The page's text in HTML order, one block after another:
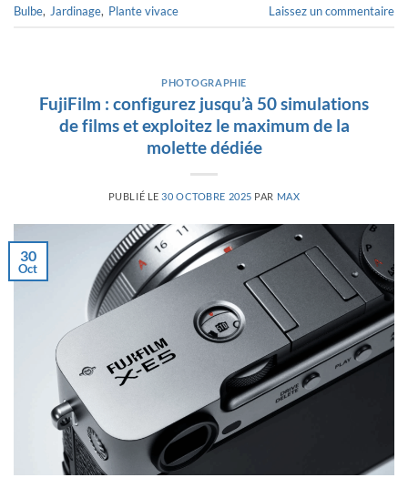
Bulbe, Jardinage, Plante vivace Laissez un commentaire
PHOTOGRAPHIE
FujiFilm : configurez jusqu’à 50 simulations
de films et exploitez le maximum de la
molette dédiée
PUBLIÉ LE30 OCTOBRE 2025 PAR MAX
30
Oct